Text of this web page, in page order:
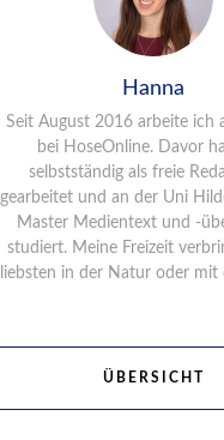
Hanna
Seit August 2016 arbeite ich
bei HoseOnline. Davor
selbstständig als freie
gearbeitet und an der Uni
Master Medientext und -
studiert. Meine Freizeit
liebsten in der Natur oder mit
ÜBERSICHT